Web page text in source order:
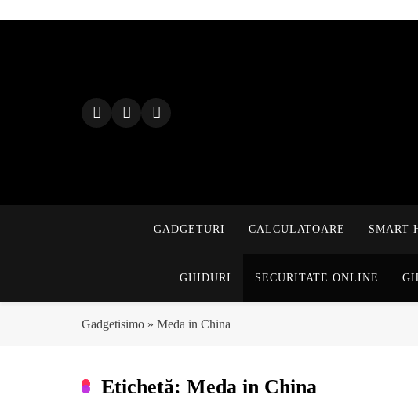
GADGETURI CALCULATOARE SMART
GHIDURI SECURITATE ONLINE
Gadgetisimo » Meda in China
Etichetă: Meda in China